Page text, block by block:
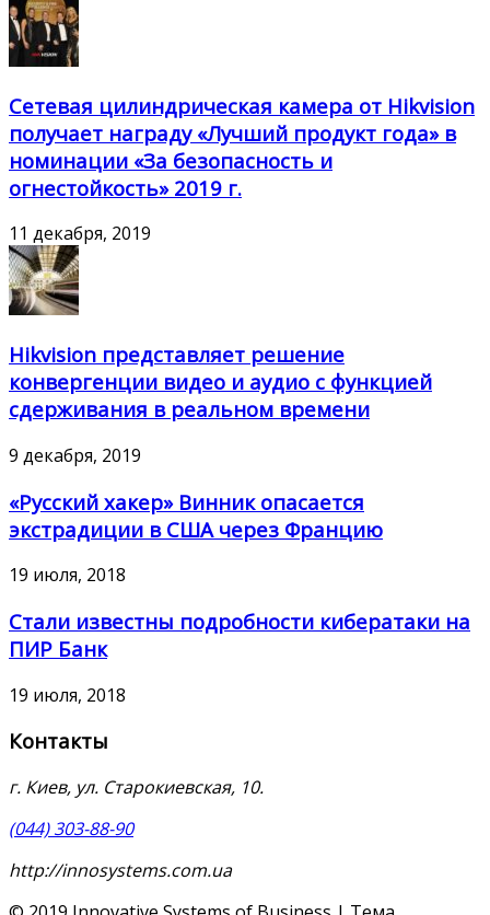
Сетевая цилиндрическая камера от Hikvision
получает награду «Лучший продукт года» в
номинации «За безопасность и
огнестойкость» 2019 г.
11 декабря, 2019
Hikvision представляет решение
конвергенции видео и аудио с функцией
сдерживания в реальном времени
9 декабря, 2019
«Русский хакер» Винник опасается
экстрадиции в США через Францию
19 июля, 2018
Стали известны подробности кибератаки на
ПИР Банк
19 июля, 2018
Контакты
г. Киев, ул. Старокиевская, 10.
(044) 303-88-90
http://innosystems.com.ua